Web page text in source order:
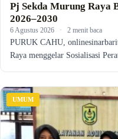
Pj Sekda Murung Raya
2026–2030
6 Agustus 2026 · 2 menit baca
PURUK CAHU,
Raya menggelar Sosialisasi
UMUM